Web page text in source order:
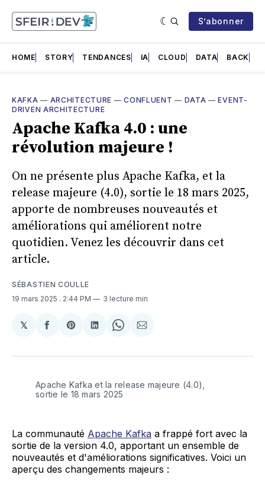
S’abonner
HOME STORY TENDANCES IA CLOUD DATA BACK
KAFKA — ARCHITECTURE —CONFLUENT — DATA —EVENT-
DRIVEN ARCHITECTURE
Apache Kafka 4.0 : une
révolution majeure !
On ne présente plus Apache Kafka, et la
release majeure (4.0), sortie le 18 mars 2025,
apporte de nombreuses nouveautés et
améliorations qui améliorent notre
quotidien. Venez les découvrir dans cet
article.
SÉBASTIEN COULLE
19 mars 2025 . 2:44 PM 3 lecture min
𝕏Share
X
Partager
Facebook
Share
Pinterest
Partager
LinkedIn
Share
WhatsApp
Partager
Courriel
Apache Kafka et la release majeure (4.0),
sortie le 18 mars 2025
La communauté Apache Kafka a frappé fort avec la
sortie de la version 4.0, apportant un ensemble de
nouveautés et d'améliorations significatives. Voici un
aperçu des changements majeurs :